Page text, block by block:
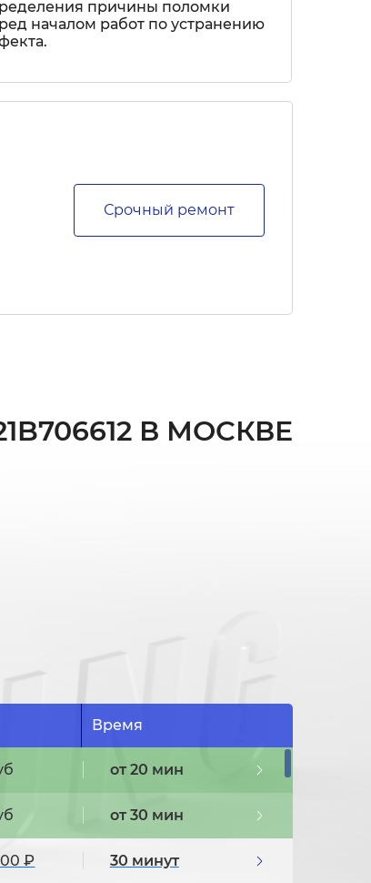
причины поломки
началом работ по устранению
Срочный ремонт
В МОСКВЕ
Время
от 20 мин
от 30 мин
30 минут
₽